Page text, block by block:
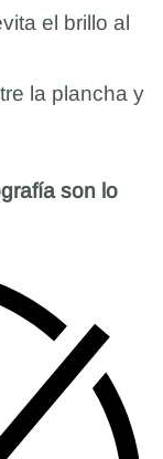
el brillo al
la plancha y
son lo